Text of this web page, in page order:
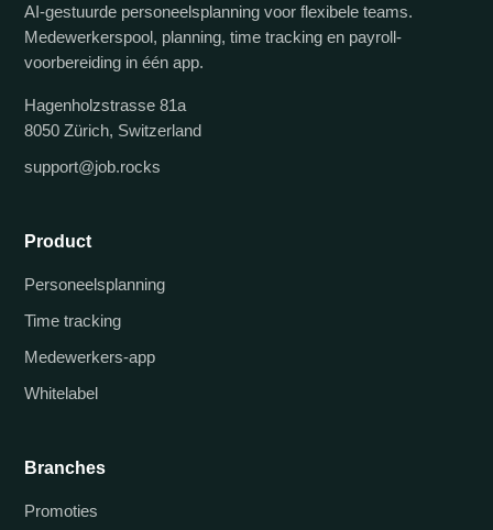
AI-gestuurde personeelsplanning voor flexibele teams.
Medewerkerspool, planning, time tracking en payroll-
voorbereiding in één app.
Hagenholzstrasse 81a
8050 Zürich, Switzerland
support@job.rocks
Product
Personeelsplanning
Time tracking
Medewerkers-app
Whitelabel
Branches
Promoties